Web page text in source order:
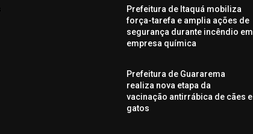
Prefeitura de Itaquá mobiliza
força-tarefa e amplia ações de
segurança durante incêndio em
empresa química
Prefeitura de Guararema
realiza nova etapa da
vacinação antirrábica de cães e
gatos